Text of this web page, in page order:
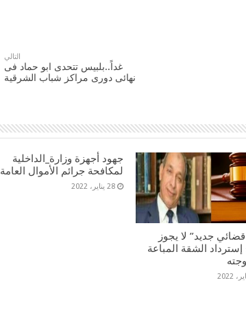
التالي
غداً..بلبيس تتحدى ابو حماد فى
نهائى دورى مراكز شباب الشرقية
قضائي جديد” لا يجوز
إسترداد الشقة المباعة
جهود أجهزة وزارة_الداخلية
لمكافحة جرائم الأموال العامة
28 يناير، 2022